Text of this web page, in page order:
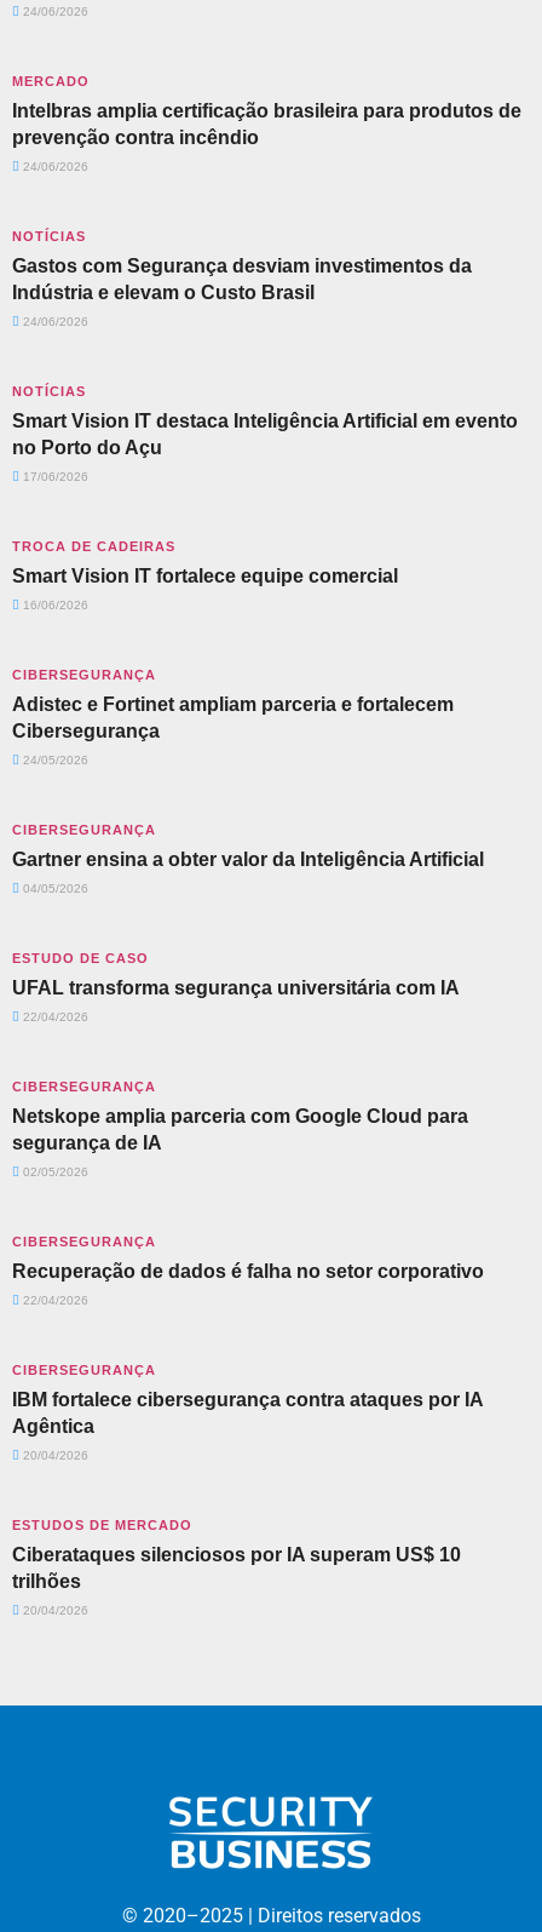
24/06/2026
MERCADO
Intelbras amplia certificação brasileira para produtos de
prevenção contra incêndio
24/06/2026
NOTÍCIAS
Gastos com Segurança desviam investimentos da
Indústria e elevam o Custo Brasil
24/06/2026
NOTÍCIAS
Smart Vision IT destaca Inteligência Artificial em evento
no Porto do Açu
17/06/2026
TROCA DE CADEIRAS
Smart Vision IT fortalece equipe comercial
16/06/2026
CIBERSEGURANÇA
Adistec e Fortinet ampliam parceria e fortalecem
Cibersegurança
24/05/2026
CIBERSEGURANÇA
Gartner ensina a obter valor da Inteligência Artificial
04/05/2026
ESTUDO DE CASO
UFAL transforma segurança universitária com IA
22/04/2026
CIBERSEGURANÇA
Netskope amplia parceria com Google Cloud para
segurança de IA
02/05/2026
CIBERSEGURANÇA
Recuperação de dados é falha no setor corporativo
22/04/2026
CIBERSEGURANÇA
IBM fortalece cibersegurança contra ataques por IA
Agêntica
20/04/2026
ESTUDOS DE MERCADO
Ciberataques silenciosos por IA superam US$ 10
trilhões
20/04/2026
© 2020–2025 | Direitos reservados